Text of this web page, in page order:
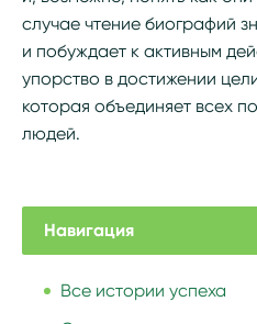
случае чтение биографий
и побуждает к активным
упорство в достижении
которая объединяет всех
людей.
Навигация
Все истории успеха